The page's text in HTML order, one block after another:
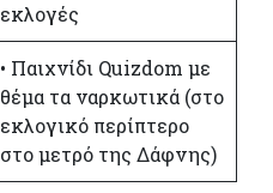
εκλογές
• Παιχνίδι Quizdom με
θέμα τα ναρκωτικά (στο
εκλογικό περίπτερο
στο μετρό της Δάφνης)